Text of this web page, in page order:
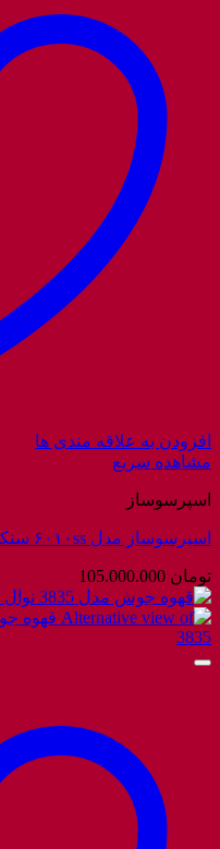
افزودن به علاقه مندی ها
مشاهده سریع
اسپرسوساز
اسپرسوساز مدل ۶۰۱۰ss سنکور / SENCOR SES ۶۰۱۰SS
تومان